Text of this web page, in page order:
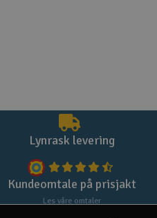
Lynrask levering
Kundeomtale på prisjakt
Les våre omtaler